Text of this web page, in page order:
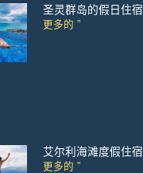
圣灵群岛的假日住宿
更多的 ”
艾尔利海滩度假住宿
更多的 ”